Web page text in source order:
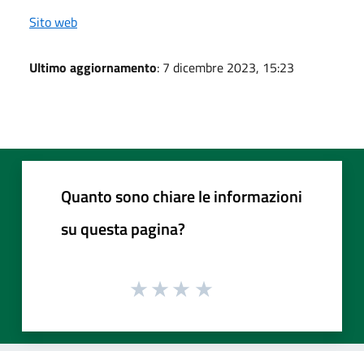
Sito web
Ultimo aggiornamento: 7 dicembre 2023, 15:23
Quanto sono chiare le informazioni
su questa pagina?